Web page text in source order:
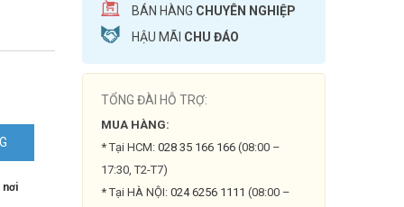
nơi
BÁN HÀNG CHUYÊN NGHIỆP
HẬU MÃI CHU ĐÁO
TỔNG ĐÀI HỖ TRỢ:
MUA HÀNG:
* Tại HCM: 028 35 166 166 (08:00 –
17:30, T2-T7)
* Tại HÀ NỘI: 024 6256 1111 (08:00 –